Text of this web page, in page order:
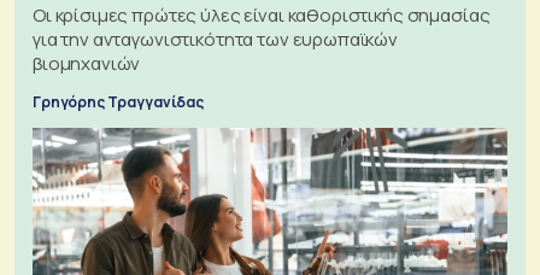
Οι κρίσιμες πρώτες ύλες είναι καθοριστικής σημασίας
για την ανταγωνιστικότητα των ευρωπαϊκών
βιομηχανιών
Γρηγόρης Τραγγανίδας